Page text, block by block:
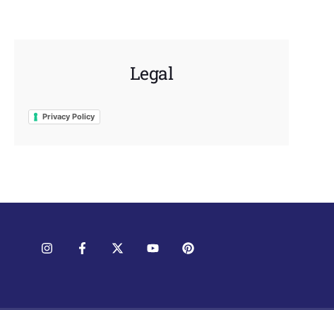
Legal
Privacy Policy